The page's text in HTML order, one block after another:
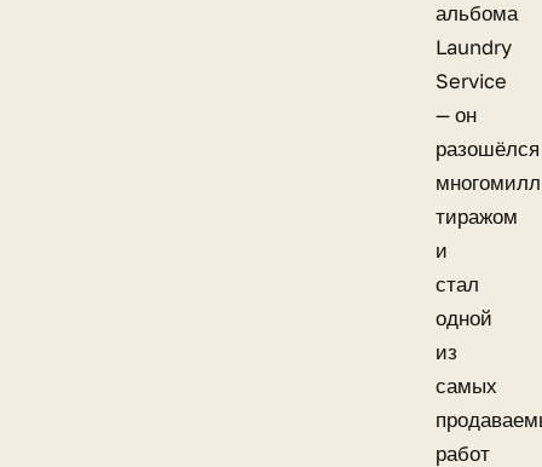
альбома
Laundry
Service
— он
разошёлся
тиражом
и
стал
одной
из
самых
работ